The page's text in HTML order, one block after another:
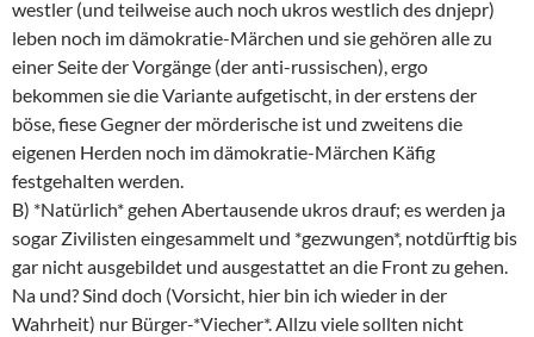
westler (und teilweise auch noch ukros westlich des dnjepr)
leben noch im dämokratie-Märchen und sie gehören alle zu
einer Seite der Vorgänge (der anti-russischen), ergo
bekommen sie die Variante aufgetischt, in der erstens der
böse, fiese Gegner der mörderische ist und zweitens die
eigenen Herden noch im dämokratie-Märchen Käfig
festgehalten werden.
B) *Natürlich* gehen Abertausende ukros drauf; es werden ja
sogar Zivilisten eingesammelt und *gezwungen*, notdürftig bis
gar nicht ausgebildet und ausgestattet an die Front zu gehen.
Na und? Sind doch (Vorsicht, hier bin ich wieder in der
Wahrheit) nur Bürger-*Viecher*. Allzu viele sollten nicht